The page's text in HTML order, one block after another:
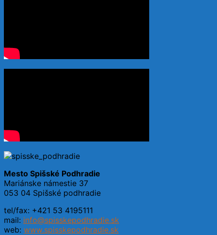
Mesto Spišské Podhradie
Mariánske námestie 37
053 04 Spišské podhradie
tel/fax: +421 53 4195111
mail: info@spisskepodhradie.sk
web: www.spisskepodhradie.sk